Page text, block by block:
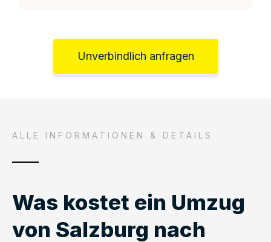
Unverbindlich anfragen
ALLE INFORMATIONEN & DETAILS
Was kostet ein Umzug
von Salzburg nach